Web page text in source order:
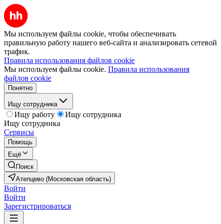
Мы используем файлы cookie, чтобы обеспечивать
правильную работу нашего веб-сайта и анализировать сетевой
трафик.
Правила использования файлов cookie
Мы используем файлы cookie. Правила использования
файлов cookie
Понятно
Ищу сотрудника
Ищу работу
Ищу сотрудника
Ищу сотрудника
Сервисы
Помощь
Ещё
Поиск
Атепцево (Московская область)
Войти
Войти
Зарегистрироваться